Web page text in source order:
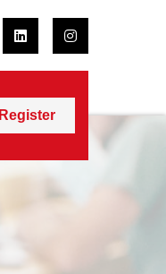
Register